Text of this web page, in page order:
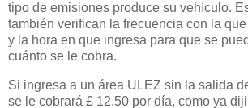
tipo de emisiones produce su vehículo.
también verifican la frecuencia con la
y la hora en que ingresa para que se
cuánto se le cobra.
Si ingresa a un área ULEZ sin la salida
se le cobrará £ 12.50 por día, como ya